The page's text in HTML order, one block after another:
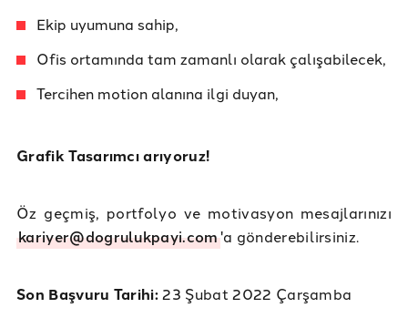
Ekip uyumuna sahip,
Ofis ortamında tam zamanlı olarak çalışabilecek,
Tercihen motion alanına ilgi duyan,
Grafik Tasarımcı arıyoruz!
Öz geçmiş, portfolyo ve motivasyon mesajlarınızı
kariyer@dogrulukpayi.com'a gönderebilirsiniz.
Son Başvuru Tarihi:23 Şubat 2022 Çarşamba